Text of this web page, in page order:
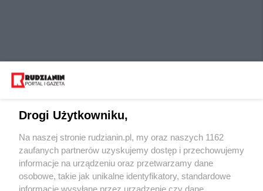
Wydawca mediów lokalnych
Drogi Użytkowniku,
Na naszej stronie rudzianin.pl, my oraz naszych 1162
zaufanych partnerów uzyskujemy dostęp i przechowujemy
informacje na urządzeniu oraz przetwarzamy dane
osobowe, takie jak unikalne identyfikatory, standardowe
informacje wysyłane przez urządzenie czy dane